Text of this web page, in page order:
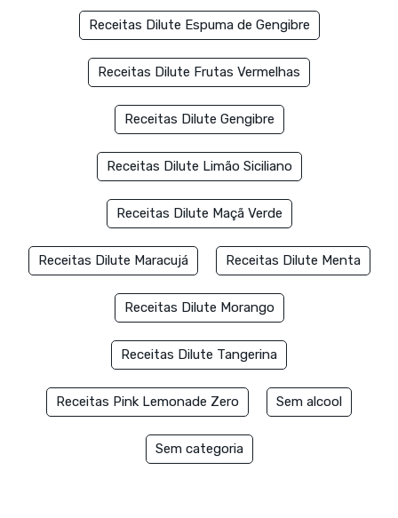
Receitas Dilute Espuma de Gengibre
Receitas Dilute Frutas Vermelhas
Receitas Dilute Gengibre
Receitas Dilute Limão Siciliano
Receitas Dilute Maçã Verde
Receitas Dilute Maracujá Receitas Dilute Menta
Receitas Dilute Morango
Receitas Dilute Tangerina
Receitas Pink Lemonade Zero Sem alcool
Sem categoria